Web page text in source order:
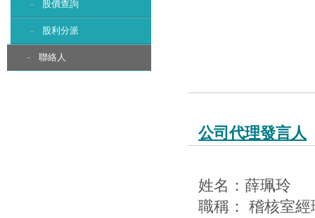
股價查詢
股利分派
聯絡人
公司代理發言人
姓名：薛珮玲
職稱： 稽核室經